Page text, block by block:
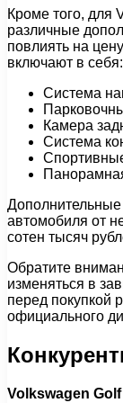
Кроме того, для
различные
повлиять на
включают в себя:
Система
Камера
Система
Дополнительные
автомобиля от
сотен тысяч
Обратите
изменяться в
перед покупкой
официального
Volkswagen Golf